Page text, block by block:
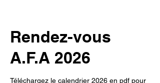
Rendez-vous
A.F.A 2026
Téléchargez le calendrier 2026 en pdf pour